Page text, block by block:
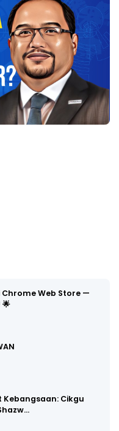
Chrome Web Store —
Cikgu